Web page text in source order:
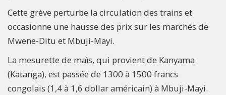
Cette grève perturbe la circulation des trains et
occasionne une hausse des prix sur les marchés de
Mwene-Ditu et Mbuji-Mayi.
La mesurette de maïs, qui provient de Kanyama
(Katanga), est passée de 1300 à 1500 francs
congolais (1,4 à 1,6 dollar américain) à Mbuji-Mayi.